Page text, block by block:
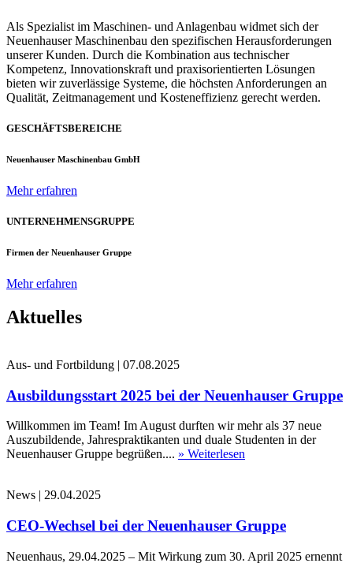
Als Spezialist im Maschinen- und Anlagenbau widmet sich der
Neuenhauser Maschinenbau den spezifischen Herausforderungen
unserer Kunden. Durch die Kombination aus technischer
Kompetenz, Innovationskraft und praxisorientierten Lösungen
bieten wir zuverlässige Systeme, die höchsten Anforderungen an
Qualität, Zeitmanagement und Kosteneffizienz gerecht werden.
GESCHÄFTSBEREICHE
Neuenhauser Maschinenbau GmbH
Mehr erfahren
UNTERNEHMENSGRUPPE
Firmen der Neuenhauser Gruppe
Mehr erfahren
Aktuelles
Aus- und Fortbildung | 07.08.2025
Ausbildungsstart 2025 bei der Neuenhauser Gruppe
Willkommen im Team! Im August durften wir mehr als 37 neue
Auszubildende, Jahrespraktikanten und duale Studenten in der
Neuenhauser Gruppe begrüßen.... » Weiterlesen
News | 29.04.2025
CEO-Wechsel bei der Neuenhauser Gruppe
Neuenhaus, 29.04.2025 – Mit Wirkung zum 30. April 2025 ernennt